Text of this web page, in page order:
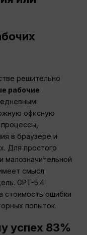
решительно
рабочие
офисную
в браузере и
Для простого
малозначительной
смысл
GPT-5.4
стоимость ошибки
попыток.
успех 83%